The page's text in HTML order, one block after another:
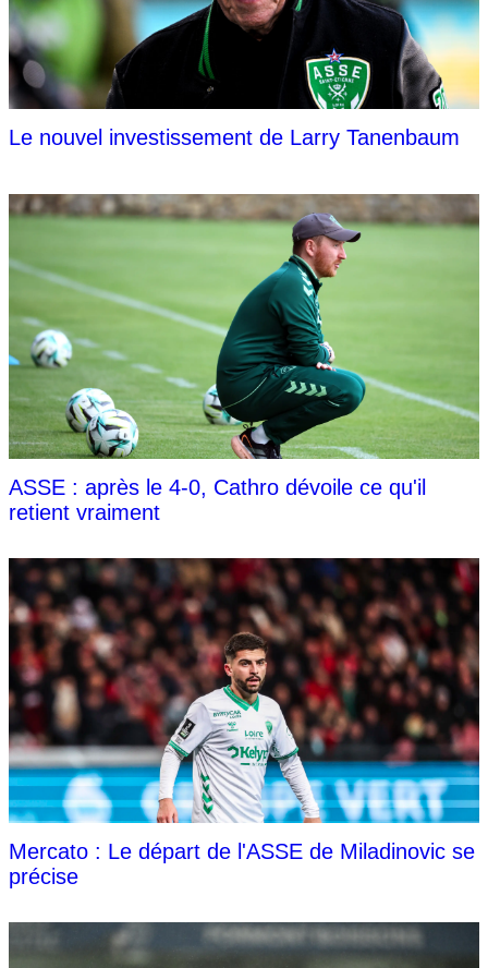
Le nouvel investissement de Larry Tanenbaum
ASSE : après le 4-0, Cathro dévoile ce qu'il
retient vraiment
Mercato : Le départ de l'ASSE de Miladinovic se
précise